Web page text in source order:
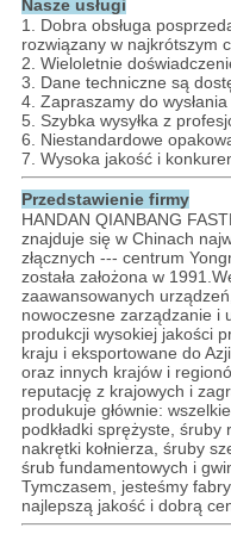
Nasze usługi
1. Dobra obsługa
rozwiązany w najkrótszym
2. Wieloletnie
3. Dane techniczne są
4. Zapraszamy do
5. Szybka wysyłka z
6. Niestandardowe
7. Wysoka jakość i
Przedstawienie firmy
HANDAN QIANBANG
znajduje się w Chinach
złącznych --- centrum
została założona w
zaawansowanych
nowoczesne zarządzanie i
produkcji wysokiej jakości
kraju i eksportowane do
oraz innych krajów i
reputację z krajowych i
produkuje głównie:
podkładki sprężyste,
nakrętki kołnierza, śruby
śrub fundamentowych i
Tymczasem, jesteśmy
najlepszą jakość i dobrą